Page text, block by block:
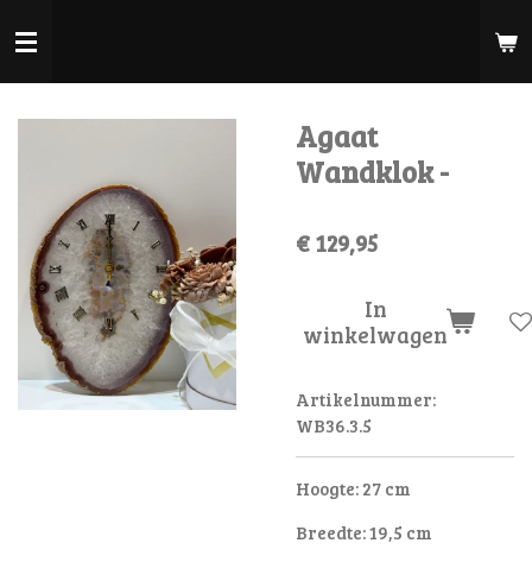
direct
Agaat
Wandklok -
€ 129,95
In
winkelwagen
Artikelnummer:
WB36.3.5
Hoogte: 27 cm
Breedte: 19,5 cm